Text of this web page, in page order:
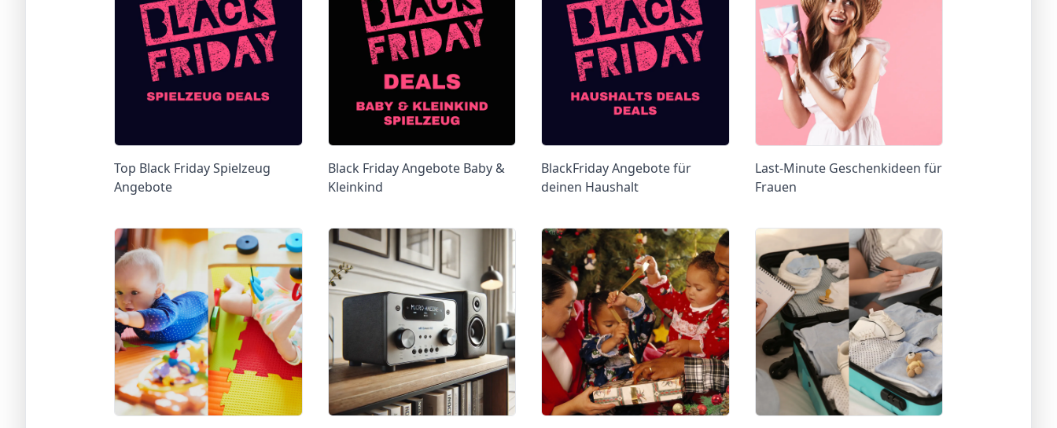
Top Black Friday Spielzeug
Angebote
Black Friday Angebote Baby &
Kleinkind
BlackFriday Angebote für
deinen Haushalt
Last-Minute Geschenkideen für
Frauen